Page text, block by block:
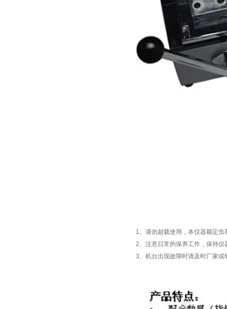
1、请勿超载使用，本仪器额定负
2、注意日常的保养工作，保持仪
3、机台出现故障时请及时厂家